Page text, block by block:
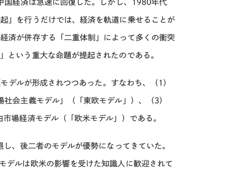
国経済は急速に回復した。しかし、1980年代
」を行うだけでは、経済を軌道に乗せることが
済が併存する「二重体制」によって多くの衝突
という重大な命題が提起されたのである。
ルが形成されつつあった。すなわち、（1）
会主義モデル」（「東欧モデル」）、（3）
場経済モデル（「欧米モデル」）である。
、後二者のモデルが優勢になってきていた。
デルは欧米の影響を受けた知識人に歓迎されて